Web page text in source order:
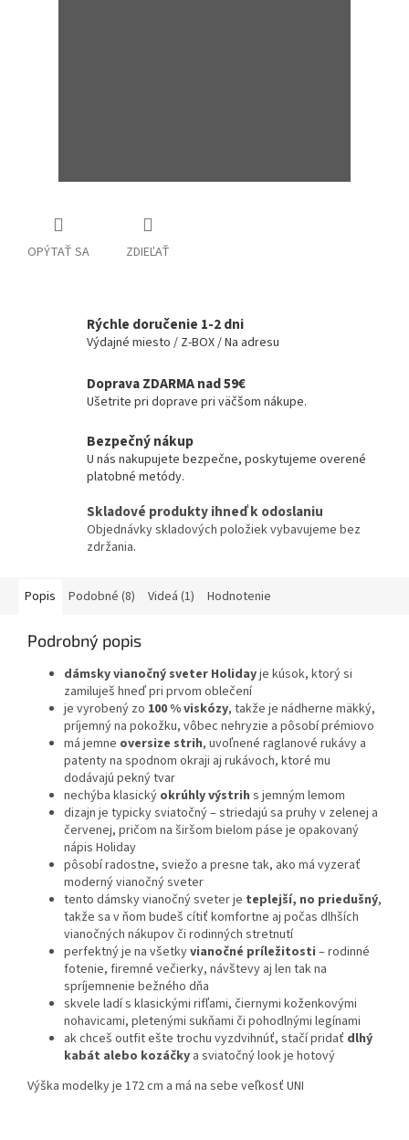
OPÝTAŤ SA ZDIEĽAŤ
Rýchle doručenie 1-2 dni
Výdajné miesto / Z-BOX / Na adresu
Doprava ZDARMA nad 59€
Ušetrite pri doprave pri väčšom nákupe.
Bezpečný nákup
U nás nakupujete bezpečne, poskytujeme overené
platobné metódy.
Skladové produkty ihneď k odoslaniu
Objednávky skladových položiek vybavujeme bez
zdržania.
Popis Podobné (8) Videá (1) Hodnotenie
Podrobný popis
dámsky vianočný sveter Holidayje kúsok, ktorý si
zamiluješ hneď pri prvom oblečení
je vyrobený zo 100 % viskózy, takže je nádherne mäkký,
príjemný na pokožku, vôbec nehryzie a pôsobí prémiovo
má jemne oversize strih, uvoľnené raglanové rukávy a
patenty na spodnom okraji aj rukávoch, ktoré mu
dodávajú pekný tvar
nechýba klasický okrúhly výstrih s jemným lemom
dizajn je typicky sviatočný – striedajú sa pruhy v zelenej a
červenej, pričom na širšom bielom páse je opakovaný
nápis Holiday
pôsobí radostne, sviežo a presne tak, ako má vyzerať
moderný vianočný sveter
tento dámsky vianočný sveter je teplejší, no priedušný,
takže sa v ňom budeš cítiť komfortne aj počas dlhších
vianočných nákupov či rodinných stretnutí
perfektný je na všetkyvianočné príležitosti – rodinné
fotenie, firemné večierky, návštevy aj len tak na
spríjemnenie bežného dňa
skvele ladí s klasickými rifľami, čiernymi koženkovými
nohavicami, pletenými sukňami či pohodlnými legínami
ak chceš outfit ešte trochu vyzdvihnúť, stačí pridať dlhý
kabát alebo kozáčky a sviatočný look je hotový
Výška modelky je 172 cm a má na sebe veľkosť UNI